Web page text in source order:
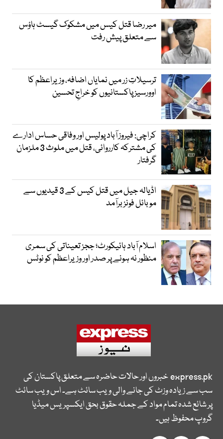
میر رضا قتل کیس میں مشکوک گیسٹ ہاؤس
سے متعلق پیش رفت
ترسیلاتِ زر میں نمایاں اضافہ، وزیراعظم کا
اوورسیز پاکستانیوں کو خراجِ تحسین
کراچی: فیروز آباد پولیس اور وفاقی حساس ادارے
کی مشترکہ کارروائی، قتل میں ملوث 3 ملزمان
گرفتار
اڈیالہ جیل میں قتل کیس کے 3 قیدیوں سے
موبائل فونز برآمد
اسلام آباد ہائیکورٹ؛ ججز تعیناتی کی سمری
منظور نہ ہونے پر صدر اور وزیراعظم کو نوٹس
express.pkخبروں اور حالات حاضرہ سے متعلق پاکستان کی
سب سے زیادہ وزٹ کی جانے والی ویب سائٹ ہے۔ اس ویب سائٹ
پر شائع شدہ تمام مواد کے جملہ حقوق بحق ایکسپریس میڈیا
گروپ محفوظ ہیں۔